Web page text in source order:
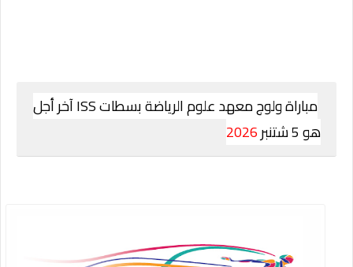
مباراة ولوج معهد علوم الرياضة بسطات ISS آخر أجل
هو 5 شتنبر
2026